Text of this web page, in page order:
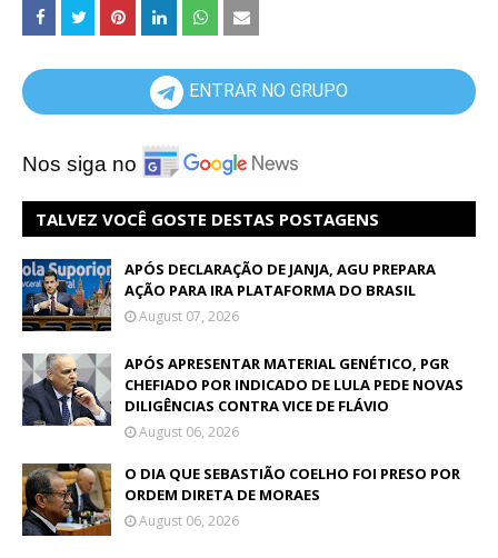
ENTRAR NO GRUPO
Nos siga no
TALVEZ VOCÊ GOSTE DESTAS POSTAGENS
APÓS DECLARAÇÃO DE JANJA, AGU PREPARA
AÇÃO PARA IRA PLATAFORMA DO BRASIL
August 07, 2026
APÓS APRESENTAR MATERIAL GENÉTICO, PGR
CHEFIADO POR INDICADO DE LULA PEDE NOVAS
DILIGÊNCIAS CONTRA VICE DE FLÁVIO
August 06, 2026
O DIA QUE SEBASTIÃO COELHO FOI PRESO POR
ORDEM DIRETA DE MORAES
August 06, 2026